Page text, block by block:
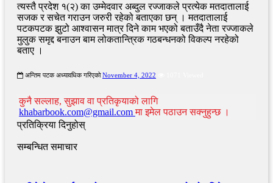
त्यस्तै प्रदेश १(२) का उम्मेदवार अब्दुल रज्जाकले प्रत्येक मतदातालाई
सजक र सचेत गराउन जरुरी रहेको बताएका छन् । मतदातालाई
पटकपटक झुटो आश्वासन मात्र दिने काम भएको बताउँदै नेता रज्जाकले
मुलुक समृद्द बनाउन बाम लोकतान्त्रिक गठबन्धनको विकल्प नरहेको
बताए ।
अन्तिम पटक अध्यावधिक गरिएको November 4, 2022
कुनै सल्लाह, सुझाव वा प्रतिकृयाको लागि
khabarbook.com@gmail.comमा इमेल पठाउन सक्नुहुन्छ ।
प्रतिक्रिया दिनुहोस्
सम्बन्धित समाचार